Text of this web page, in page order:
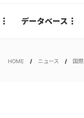
データベース
HOME ニュース 国際